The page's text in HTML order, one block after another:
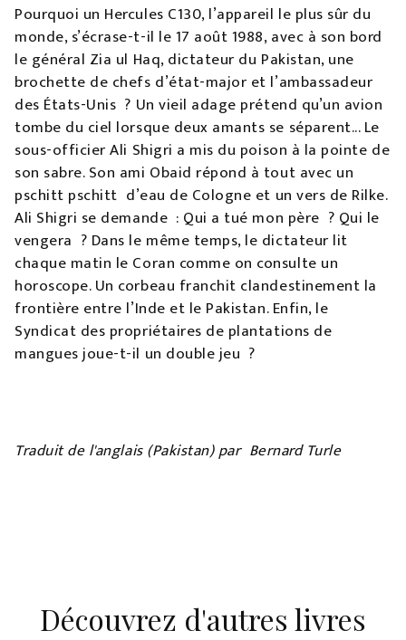
Pourquoi un Hercules C130, l’appareil le plus sûr du
monde, s’écrase-t-il le 17 août 1988, avec à son bord
le général Zia ul Haq, dictateur du Pakistan, une
brochette de chefs d’état-major et l’ambassadeur
des États-Unis ? Un vieil adage prétend qu’un avion
tombe du ciel lorsque deux amants se séparent... Le
sous-officier Ali Shigri a mis du poison à la pointe de
son sabre. Son ami Obaid répond à tout avec un
pschitt pschitt d’eau de Cologne et un vers de Rilke.
Ali Shigri se demande : Qui a tué mon père ? Qui le
vengera ? Dans le même temps, le dictateur lit
chaque matin le Coran comme on consulte un
horoscope. Un corbeau franchit clandestinement la
frontière entre l’Inde et le Pakistan. Enfin, le
Syndicat des propriétaires de plantations de
mangues joue-t-il un double jeu ?
Traduit de l'anglais (Pakistan) par Bernard Turle
Découvrez d'autres livres